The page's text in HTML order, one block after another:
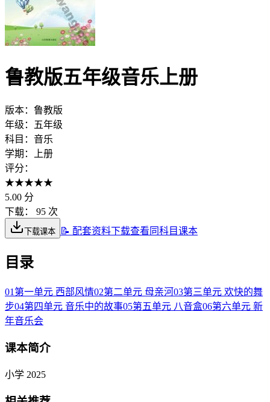
鲁教版五年级音乐上册
版本： 鲁教版
年级：
五年级
科目： 音乐
学期：
上册
评分：
★★★★★
5.00 分
下载：
95 次
下载课本 📝 配套资料下载查看同科目课本
目录
01 第一单元 西部风情02第二单元 母亲河03第三单元 欢快的舞
步04第四单元 音乐中的故事05第五单元 八音盒06第六单元 新
年音乐会
课本简介
小学 2025